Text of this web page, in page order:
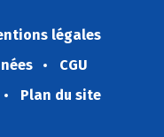
légales
CGU
Plan du site